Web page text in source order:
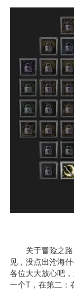
关于冒险之路
见，没点出沧海
各位大大放心吧
一个T，在第二：